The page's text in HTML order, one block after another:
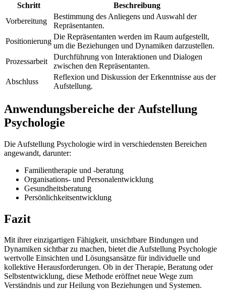
Schritt
Beschreibung
Vorbereitung
Bestimmung des Anliegens und Auswahl der
Repräsentanten.
Positionierung
Die Repräsentanten werden im Raum aufgestellt,
um die Beziehungen und Dynamiken darzustellen.
Prozessarbeit
Durchführung von Interaktionen und Dialogen
zwischen den Repräsentanten.
Abschluss
Reflexion und Diskussion der Erkenntnisse aus der
Aufstellung.
Anwendungsbereiche der Aufstellung
Psychologie
Die Aufstellung Psychologie wird in verschiedensten Bereichen
angewandt, darunter:
Familientherapie und -beratung
Organisations- und Personalentwicklung
Gesundheitsberatung
Persönlichkeitsentwicklung
Fazit
Mit ihrer einzigartigen Fähigkeit, unsichtbare Bindungen und
Dynamiken sichtbar zu machen, bietet die Aufstellung Psychologie
wertvolle Einsichten und Lösungsansätze für individuelle und
kollektive Herausforderungen. Ob in der Therapie, Beratung oder
Selbstentwicklung, diese Methode eröffnet neue Wege zum
Verständnis und zur Heilung von Beziehungen und Systemen.